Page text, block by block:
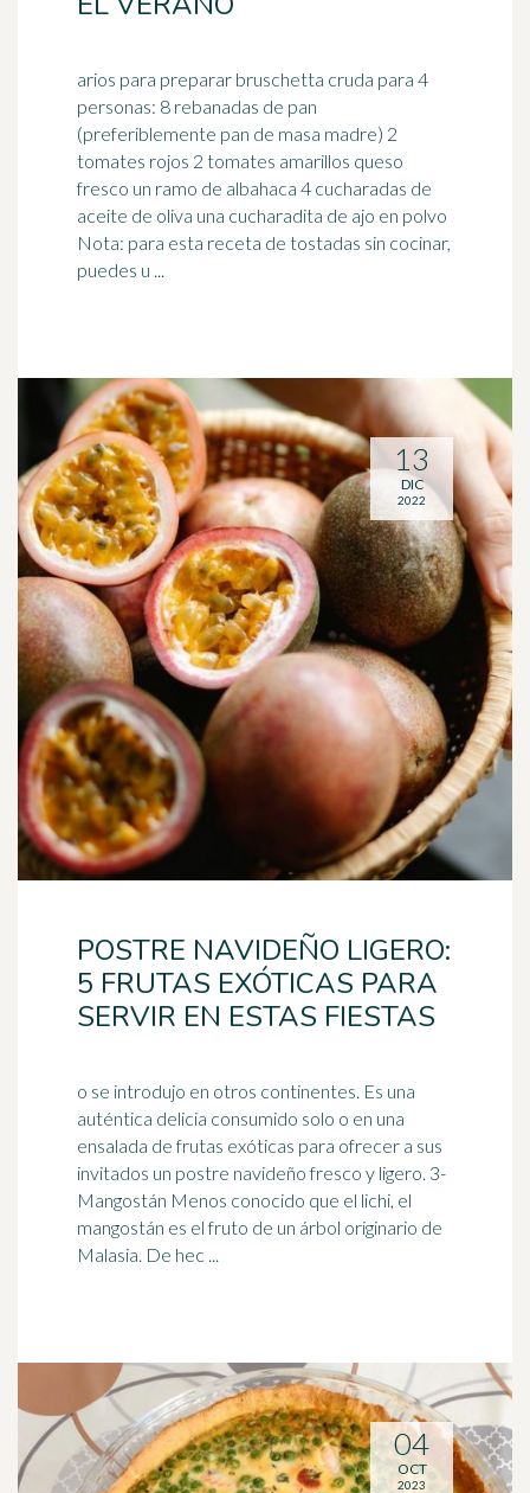
arios para preparar bruschetta cruda para 4
personas: 8 rebanadas de pan
(preferiblemente pan de masa madre) 2
tomates rojos 2 tomates amarillos queso
fresco un ramo de albahaca 4 cucharadas de
aceite de oliva una cucharadita de ajo en polvo
Nota: para esta receta de tostadas sin cocinar,
puedes u ...
POSTRE NAVIDEÑO LIGERO:
5 FRUTAS EXÓTICAS PARA
SERVIR EN ESTAS FIESTAS
o se introdujo en otros continentes. Es una
auténtica delicia consumido solo o en una
ensalada de frutas exóticas para ofrecer a sus
invitados un postre navideñofresco y ligero. 3-
Mangostán Menos conocido que el lichi, el
mangostán es el fruto de un árbol originario de
Malasia. De hec ...
13
DIC
2022
04
OCT
2023